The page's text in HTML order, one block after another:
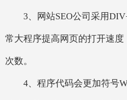
3、网站SEO公司采用
常大程序提高网页的打开速度
次数。
4、程序代码会更加符号